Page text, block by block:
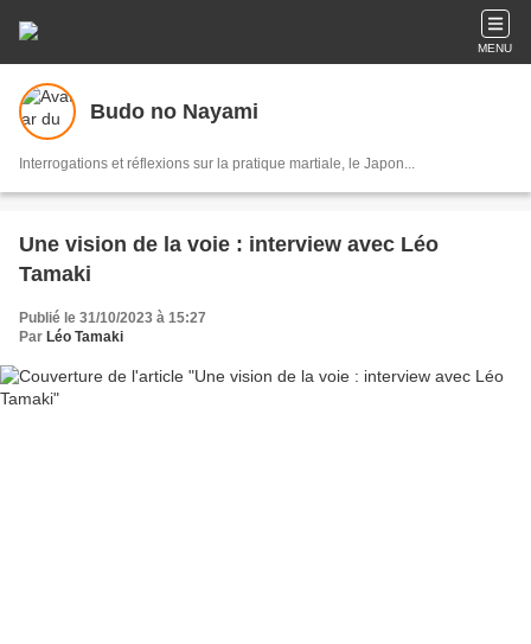
MENU
Budo no Nayami
Interrogations et réflexions sur la pratique martiale, le Japon...
Une vision de la voie : interview avec Léo
Tamaki
Publié le 31/10/2023 à 15:27
Par Léo Tamaki